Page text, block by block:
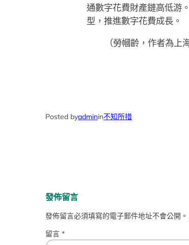
通數字花費財產鏈高低游
型，推進數字花費成長。
（勞幗齡， 作者為上
Posted byadminin不知所措
發佈留言
發佈留言必須填寫的電子郵件地址不會公開。
留言 *